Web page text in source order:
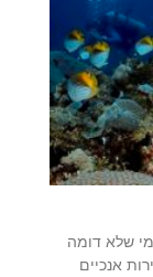
שלא דומה
אנכיים